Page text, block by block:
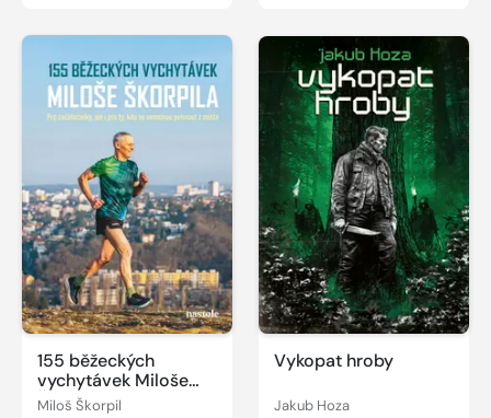
155 běžeckých
vychytávek Miloše
Škorpila
Miloš Škorpil
Vykopat hroby
Jakub Hoza